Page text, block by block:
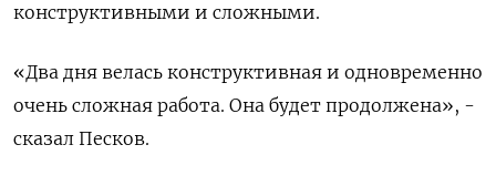
⁠конструктивными и ​сложными.
«Два дня ⁠велась конструктивная и одновременно
очень ⁠сложная работа. Она будет продолжена», -
сказал ‌Песков.